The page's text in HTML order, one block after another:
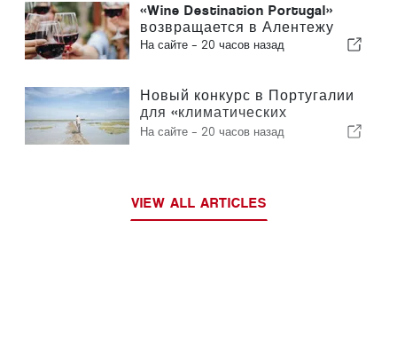
«Wine Destination Portugal»
возвращается в Алентежу
На сайте - 20 часов назад
Новый конкурс в Португалии
для «климатических
беженцев»
На сайте - 20 часов назад
VIEW ALL ARTICLES